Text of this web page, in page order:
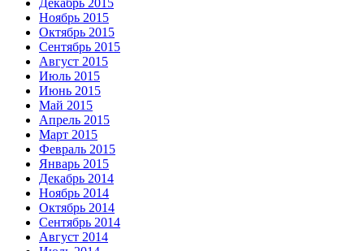
Ноябрь 2015
Октябрь 2015
Сентябрь 2015
Август 2015
Июль 2015
Июнь 2015
Май 2015
Апрель 2015
Март 2015
Февраль 2015
Январь 2015
Декабрь 2014
Ноябрь 2014
Октябрь 2014
Сентябрь 2014
Август 2014